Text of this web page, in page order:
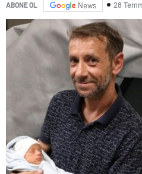
ABONE OL News 28